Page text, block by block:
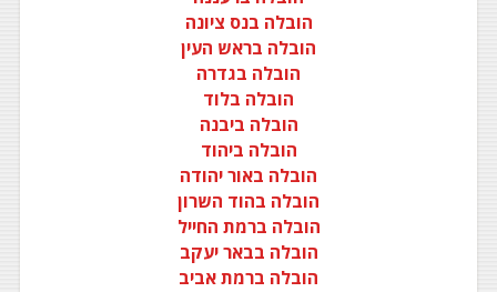
הובלה בנס ציונה
הובלה בראש העין
הובלה בגדרה
הובלה בלוד
הובלה ביבנה
הובלה ביהוד
הובלה באור יהודה
הובלה בהוד השרון
הובלה ברמת החייל
הובלה בבאר יעקב
הובלה ברמת אביב